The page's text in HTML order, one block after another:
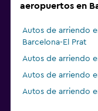
aeropuertos en
Autos de arriendo
Barcelona-El Prat
Autos de arriendo
Autos de arriendo
Autos de arriendo